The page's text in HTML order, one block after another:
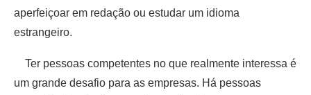
aperfeiçoar em redação ou estudar um idioma
estrangeiro.
Ter pessoas competentes no que realmente interessa é
um grande desafio para as empresas. Há pessoas